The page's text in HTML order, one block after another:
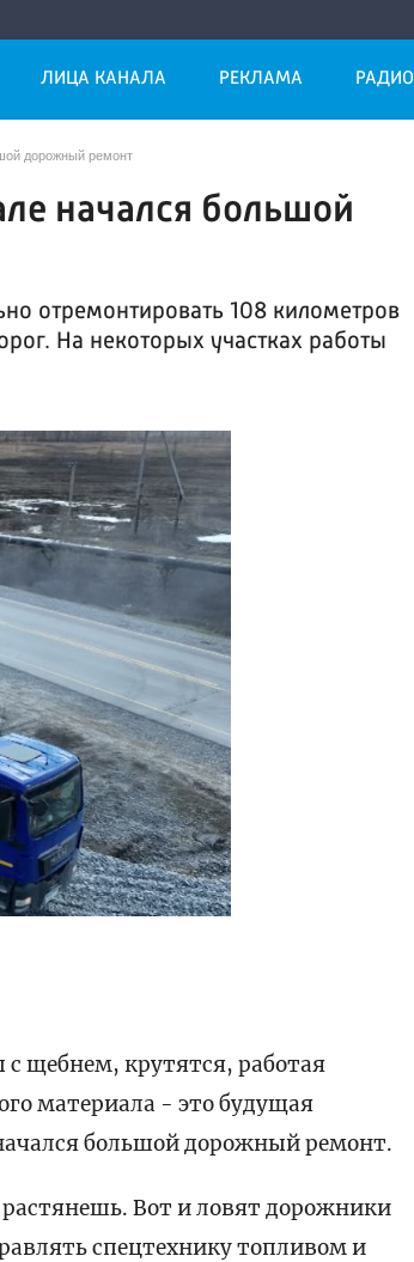
ЛИЦА КАНАЛА РЕКЛАМА РАДИО
дорожный ремонт
начался большой
отремонтировать 108 километров
На некоторых участках работы
щебнем, крутятся, работая
материала - это будущая
большой дорожный ремонт.
растянешь. Вот и ловят дорожники
спецтехнику топливом и